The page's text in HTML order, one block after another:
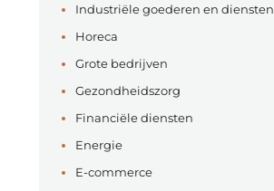
Industriële goederen en diensten
Horeca
Grote bedrijven
Gezondheidszorg
Financiële diensten
Energie
E-commerce